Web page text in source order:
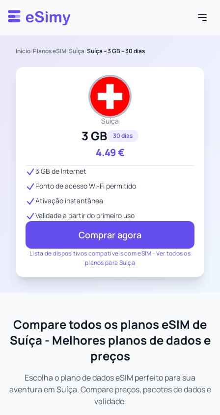
Esimy
Início/Planos eSIM/Suíça/Suíça – 3 GB – 30 dias
Suíça
3 GB 30 dias
4.49€
Lista de dispositivos compatíveis com eSIM -Ver todos os
planos para Suíça
3 GB de Internet
Ponto de acesso Wi-Fi permitido
Ativação instantânea
Validade a partir do primeiro uso
Comprar agora
Compare todos os planos eSIM de
Suíça - Melhores planos de dados e
preços
Escolha o plano de dados eSIM perfeito para sua
aventura em Suíça. Compare preços, pacotes de dados e
validade.